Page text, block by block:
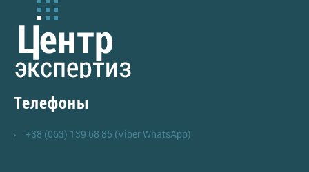
Телефоны
+38 (063) 139 68 85 (Viber WhatsApp)